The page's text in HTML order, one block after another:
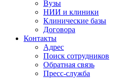
Вузы
НИИ и клиники
Клинические базы
Договора
Контакты
Адрес
Поиск сотрудников
Обратная связь
Пресс-служба